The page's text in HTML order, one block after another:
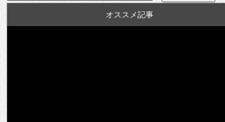
オススメ記事